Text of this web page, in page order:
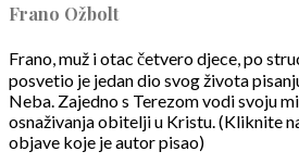
Frano Ožbolt
Frano, muž i otac četvero djece, po
posvetio je jedan dio svog života
Neba. Zajedno s Terezom vodi svoju
osnaživanja obitelji u Kristu. (Kliknite
objave koje je autor pisao)